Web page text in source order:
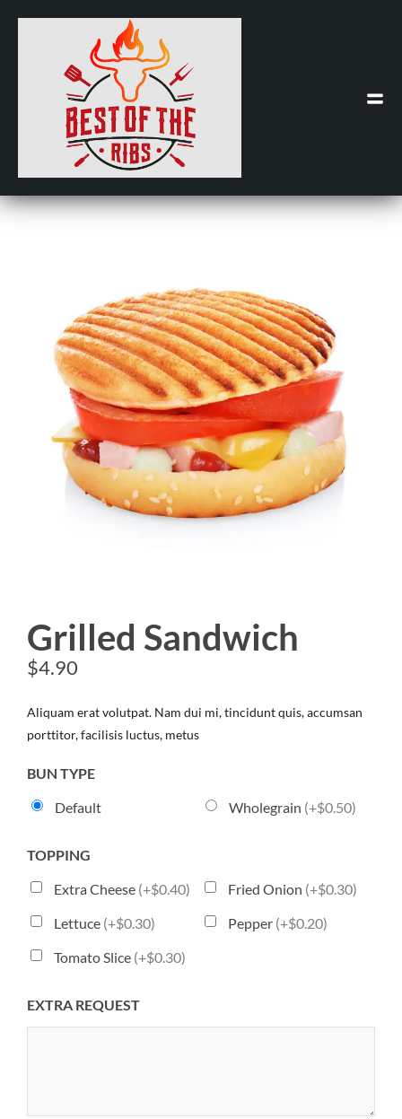
Grilled Sandwich
$4.90
Aliquam erat volutpat. Nam dui mi, tincidunt quis, accumsan
porttitor, facilisis luctus, metus
BUN TYPE
Default
Wholegrain (+$0.50)
TOPPING
Extra Cheese (+$0.40) Fried Onion (+$0.30)
Lettuce (+$0.30) Pepper (+$0.20)
Tomato Slice (+$0.30)
EXTRA REQUEST